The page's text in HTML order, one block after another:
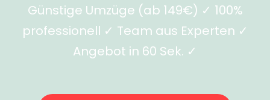
Günstige Umzüge (ab 149€) ✓ 100%
professionell ✓ Team aus Experten ✓
Angebot in 60 Sek. ✓